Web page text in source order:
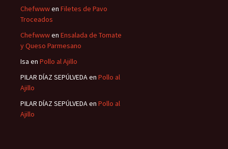
Chefwwwen Filetes de Pavo
Troceados
Chefwwwen Ensalada de Tomate
y Queso Parmesano
Isa en Pollo al Ajillo
PILAR DÍAZ SEPÚLVEDAen Pollo al
Ajillo
PILAR DÍAZ SEPÚLVEDAen Pollo al
Ajillo